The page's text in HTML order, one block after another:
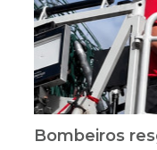
Bombeiros